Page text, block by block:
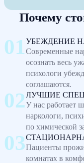
Почему
УБЕЖДЕНИЕ
Современные
осознать весь
психологи
соглашаются.
ЛУЧШИЕ
У нас работает
наркологи,
по химической
Пациенты
комнатах в